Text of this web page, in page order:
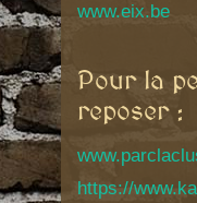
www.eix.be
Pour la
reposer :
https://